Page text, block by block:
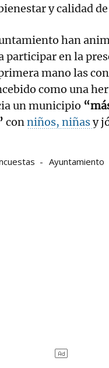
y calidad
han
participar en la
mano las
como una
un municipio
conniños, niñasy
Ayuntamiento